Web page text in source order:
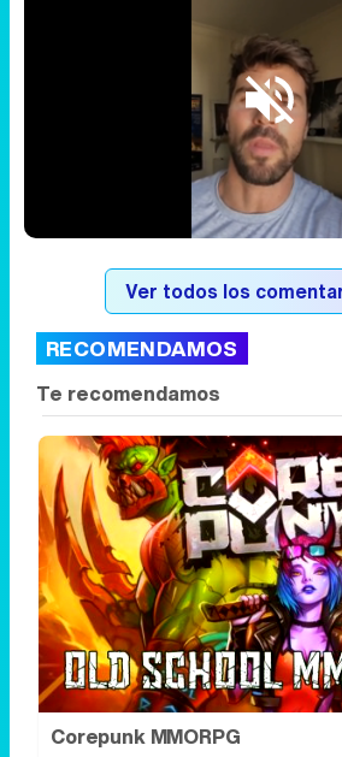
Unmute
Ver todos los
RECOMENDAMOS
Corepunk MMORPG